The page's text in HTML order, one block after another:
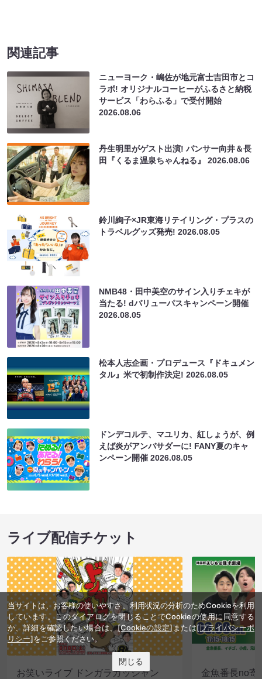
関連記事
ニューヨーク・嶋佐が地元富士吉田市とコ
ラボ! オリジナルコーヒーがふるさと納税
サービス「わらふる」で受付開始
2026.08.06
丹生明里がゲスト出演! パンサー向井＆長
田『くるま温泉ちゃんねる』2026.08.06
鈴川絢子×JR東海リテイリング・プラスの
トラベルグッズ発売!2026.08.05
NMB48・田中美空のサイン入りチェキが
当たる! dバリューパスキャンペーン開催
2026.08.05
松本人志企画・プロデュース『ドキュメン
タル』米で初制作決定!2026.08.05
ドンデコルテ、マユリカ、紅しょうが、例
えば炎がアンバサダーに! FANY夏のキャ
ンペーン開催2026.08.05
ライブ配信チケット
お笑いライブ ドンガラガッシャン 金魚番長no寄
当サイトは、お客様の使いやすさ、利用状況の分析のためCookieを利用
しています。このダイアログを閉じることでCookieの使用に同意する
か、詳細を確認したい場合は、[Cookieの設定]または[プライバシーポ
リシー]をご参照ください。
閉じる